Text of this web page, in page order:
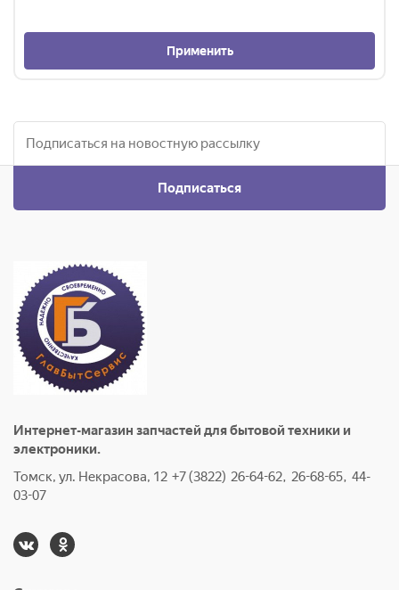
Применить
Подписаться
Интернет-магазин запчастей для бытовой техники и
электроники.
Томск, ул. Некрасова, 12 +7 (3822) 26-64-62, 26-68-65, 44-
03-07